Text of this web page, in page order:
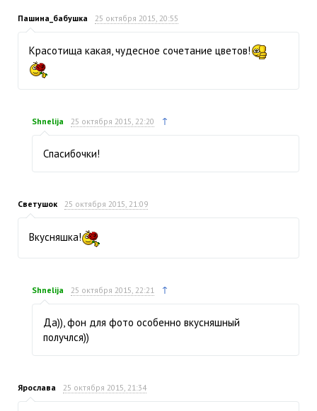
Пашина_бабушка 25 октября 2015, 20:55
Красотища какая, чудесное сочетание цветов!
Shnelija 25 октября 2015, 22:20 ↑
Спасибочки!
Светушок 25 октября 2015, 21:09
Вкусняшка!
Shnelija 25 октября 2015, 22:21 ↑
Да)), фон для фото особенно вкусняшный
получлся))
Ярослава 25 октября 2015, 21:34